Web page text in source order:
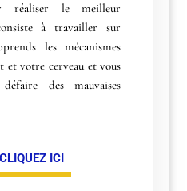
réaliser le meilleur
à travailler sur
les mécanismes
et votre cerveau et vous
des mauvaises
ICI